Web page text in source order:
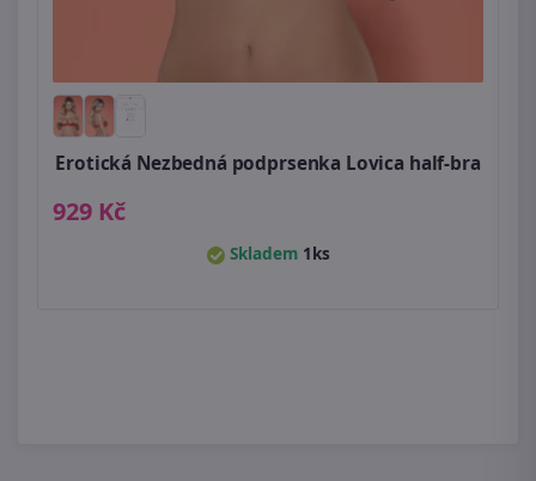
Erotická Nezbedná podprsenka Lovica half-bra
929 Kč
Skladem 1ks